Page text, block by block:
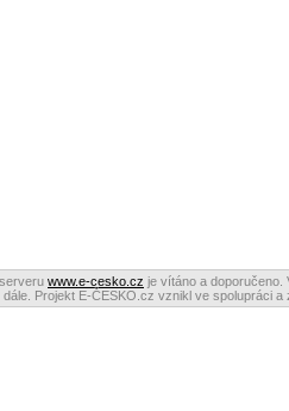
www.e-cesko.cz je vítáno a doporučeno.
dále. Projekt E-ČESKO.cz vznikl ve spolupráci